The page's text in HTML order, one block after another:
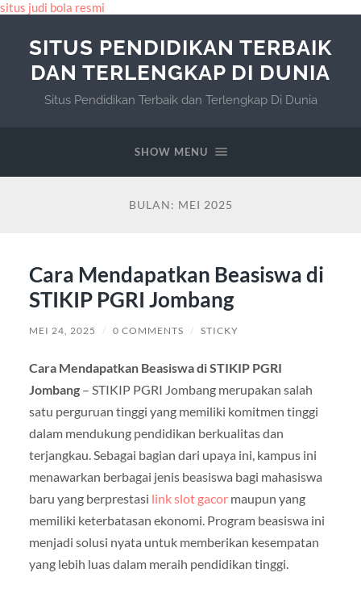
situs judi bola resmi
SITUS PENDIDIKAN TERBAIK
DAN TERLENGKAP DI DUNIA
Situs Pendidikan Terbaik dan Terlengkap Di Dunia
SHOW MENU
BULAN: MEI 2025
Cara Mendapatkan Beasiswa di
STIKIP PGRI Jombang
MEI 24, 2025 / 0 COMMENTS / STICKY
Cara Mendapatkan Beasiswa di STIKIP PGRI
Jombang– STIKIP PGRI Jombang merupakan salah
satu perguruan tinggi yang memiliki komitmen tinggi
dalam mendukung pendidikan berkualitas dan
terjangkau. Sebagai bagian dari upaya ini, kampus ini
menawarkan berbagai jenis beasiswa bagi mahasiswa
baru yang berprestasi link slot gacormaupun yang
memiliki keterbatasan ekonomi. Program beasiswa ini
menjadi solusi nyata untuk memberikan kesempatan
yang lebih luas dalam meraih pendidikan tinggi.